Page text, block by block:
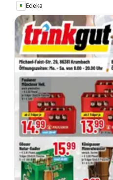
Edeka